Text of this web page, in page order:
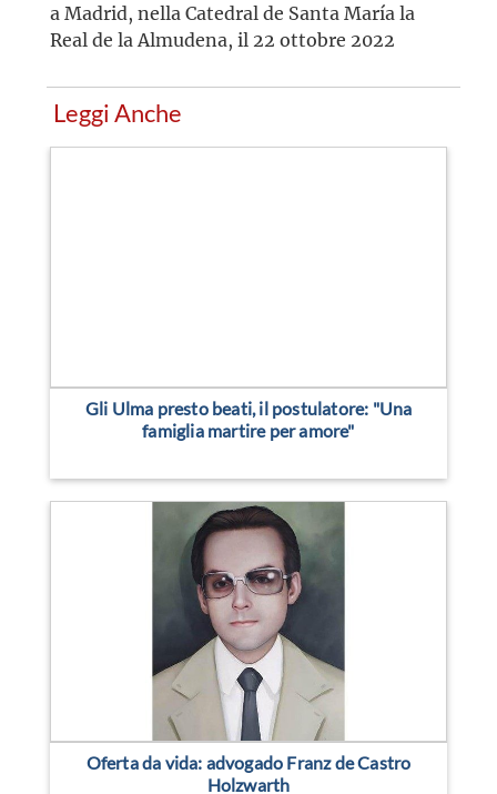
a Madrid, nella Catedral de Santa María la
Real de la Almudena, il 22 ottobre 2022
Leggi Anche
Gli Ulma presto beati, il postulatore: "Una
famiglia martire per amore"
Oferta da vida: advogado Franz de Castro
Holzwarth